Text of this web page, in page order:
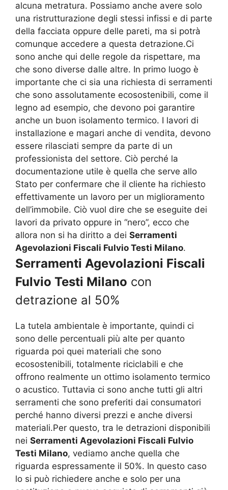
alcuna metratura. Possiamo anche avere solo
una ristrutturazione degli stessi infissi e di parte
della facciata oppure delle pareti, ma si potrà
comunque accedere a questa detrazione.Ci
sono anche qui delle regole da rispettare, ma
che sono diverse dalle altre. In primo luogo è
importante che ci sia una richiesta di serramenti
che sono assolutamente ecosostenibili, come il
legno ad esempio, che devono poi garantire
anche un buon isolamento termico. I lavori di
installazione e magari anche di vendita, devono
essere rilasciati sempre da parte di un
professionista del settore. Ciò perché la
documentazione utile è quella che serve allo
Stato per confermare che il cliente ha richiesto
effettivamente un lavoro per un miglioramento
dell’immobile. Ciò vuol dire che se eseguite dei
lavori da privato oppure in “nero”, ecco che
allora non si ha diritto a dei Serramenti
Agevolazioni Fiscali Fulvio Testi Milano.
Serramenti Agevolazioni Fiscali
Fulvio Testi Milano con
detrazione al 50%
La tutela ambientale è importante, quindi ci
sono delle percentuali più alte per quanto
riguarda poi quei materiali che sono
ecosostenibili, totalmente riciclabili e che
offrono realmente un ottimo isolamento termico
o acustico. Tuttavia ci sono anche tutti gli altri
serramenti che sono preferiti dai consumatori
perché hanno diversi prezzi e anche diversi
materiali.Per questo, tra le detrazioni disponibili
nei Serramenti Agevolazioni Fiscali Fulvio
Testi Milano, vediamo anche quella che
riguarda espressamente il 50%. In questo caso
lo si può richiedere anche e solo per una